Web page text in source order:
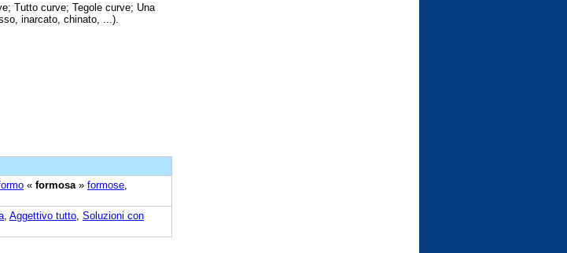
Tutto curve; Tegole curve; Una
inarcato, chinato, ...).
« formosa » formose
Aggettivo tutto Soluzioni con